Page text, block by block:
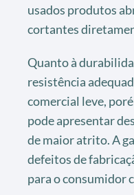
usados produtos
cortantes
Quanto à
resistência
comercial leve,
pode apresentar
de maior atrito. A
defeitos de
para o consumidor